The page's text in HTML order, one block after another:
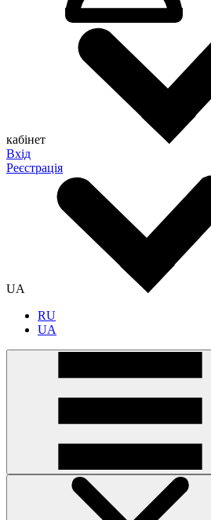
кабінет
Вхід
Реєстрація
UA
RU
UA